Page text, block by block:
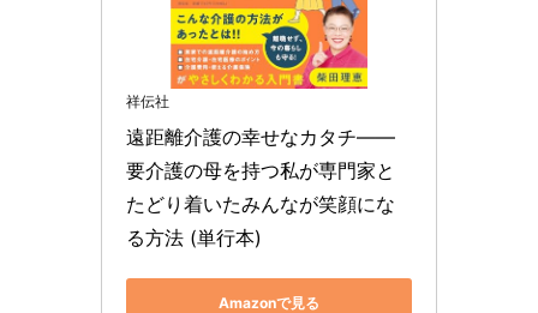
祥伝社
遠距離介護の幸せなカタチ――
要介護の母を持つ私が専門家と
たどり着いたみんなが笑顔にな
る方法 (単行本)
Amazonで見る